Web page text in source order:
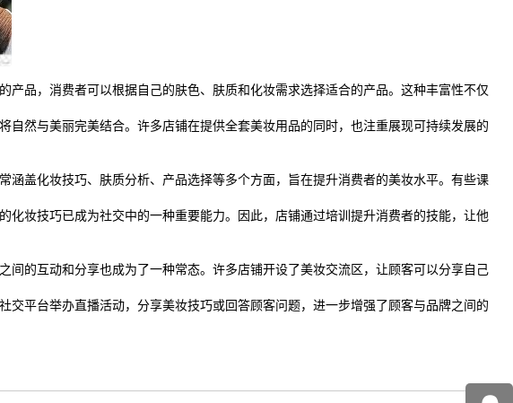
品，消费者可以根据自己的肤色、肤质和化妆需求选择适合的产品。这种丰富性不仅
然与美丽完美结合。许多店铺在提供全套美妆用品的同时，也注重展现可持续发展的
盖化妆技巧、肤质分析、产品选择等多个方面，旨在提升消费者的美妆水平。有些课
妆技巧已成为社交中的一种重要能力。因此，店铺通过培训提升消费者的技能，让他
的互动和分享也成为了一种常态。许多店铺开设了美妆交流区，让顾客可以分享自己
平台举办直播活动，分享美妆技巧或回答顾客问题，进一步增强了顾客与品牌之间的